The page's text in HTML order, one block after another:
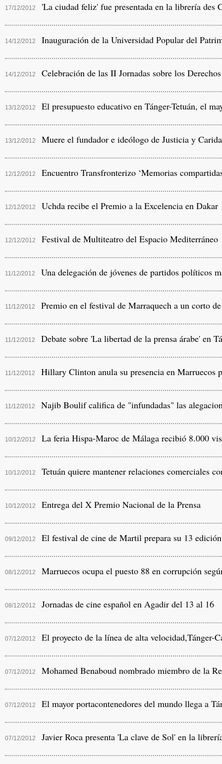
17/12/2012 'La ciudad feliz' fue presentada en la librería des
14/12/2012 Inauguración de la Universidad Popular del
14/12/2012 Celebración de las II Jornadas sobre los
13/12/2012 El presupuesto educativo en Tánger-Tetuán, el
13/12/2012 Muere el fundador e ideólogo de Justicia y
12/12/2012 Encuentro Transfronterizo ‘Memorias
12/12/2012 Uchda recibe el Premio a la Excelencia en Dakar
12/12/2012 Festival de Multiteatro del Espacio Mediterráneo
11/12/2012 Una delegación de jóvenes de partidos políticos
11/12/2012 Premio en el festival de Marraquech a un corto
11/12/2012 Debate sobre 'La libertad de la prensa árabe' en
11/12/2012 Hillary Clinton anula su presencia en Marruecos
11/12/2012 Najib Boulif califica de "infundadas" las
10/12/2012 La feria Hispa-Maroc de Málaga recibió 8.000
10/12/2012 Tetuán quiere mantener relaciones comerciales
10/12/2012 Entrega del X Premio Nacional de la Prensa
09/12/2012 El festival de cine de Martil prepara su 13 edición
08/12/2012 Marruecos ocupa el puesto 88 en corrupción
08/12/2012 Jornadas de cine español en Agadir del 13 al 16
07/12/2012 El proyecto de la línea de alta velocidad,Tánger-
07/12/2012 Mohamed Benaboud nombrado miembro de la
07/12/2012 El mayor portacontenedores del mundo llega a
07/12/2012 Javier Roca presenta 'La clave de Sol' en la